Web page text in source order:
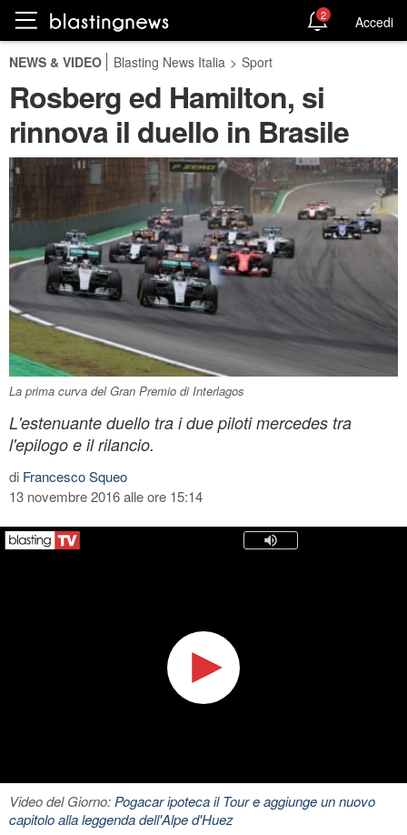
2 Accedi
NEWS & VIDEO Blasting News Italia > Sport
Rosberg ed Hamilton, si
rinnova il duello in Brasile
La prima curva del Gran Premio di Interlagos
L'estenuante duello tra i due piloti mercedes tra
l'epilogo e il rilancio.
di Francesco Squeo
13 novembre 2016 alle ore 15:14
Video del Giorno:Pogacar ipoteca il Tour e aggiunge un nuovo
capitolo alla leggenda dell'Alpe d'Huez